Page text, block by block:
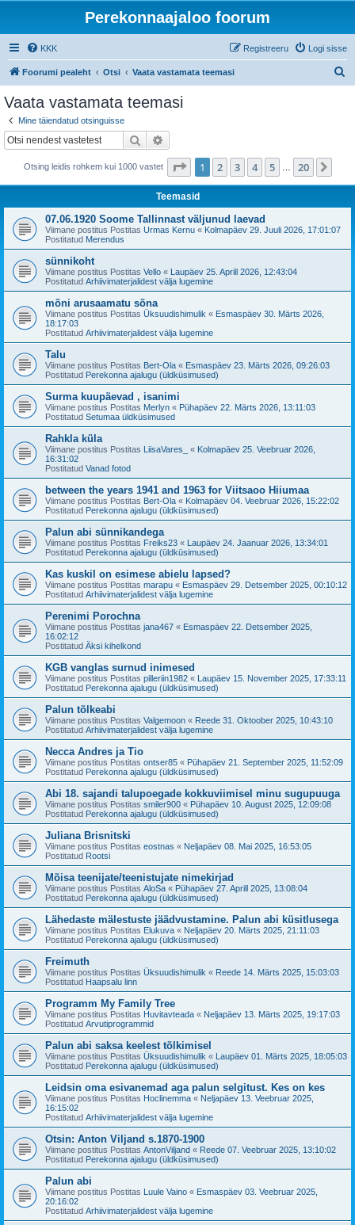
Perekonnaajaloo foorum
KKK Logi sisse
Registreeru
Foorumi pealeht Otsi Vaata vastamata teemasi
Vaata vastamata teemasi
Mine täiendatud otsinguisse
Otsi
Otsing leidis rohkem kui 1000 vastet 1 . leht20 -st
1 2 3 4 5 20
Teemasid
07.06.1920 Soome Tallinnast väljunud laevad
Viimane postitus Postitas Urmas Kernu « Kolmapäev 29. Juuli 2026, 17:01:07
Postitatud Merendus
sünnikoht
Viimane postitus Postitas Vello « Laupäev 25. Aprill 2026, 12:43:04
Postitatud Arhiivimaterjalidest välja lugemine
mõni arusaamatu sõna
Viimane postitus Postitas Üksuudishimulik « Esmaspäev 30. Märts 2026,
18:17:03
Postitatud Arhiivimaterjalidest välja lugemine
Talu
Viimane postitus Postitas Bert-Ola « Esmaspäev 23. Märts 2026, 09:26:03
Postitatud Perekonna ajalugu (üldküsimused)
Surma kuupäevad , isanimi
Viimane postitus Postitas Merlyn « Pühapäev 22. Märts 2026, 13:11:03
Postitatud Setumaa üldküsimused
Rahkla küla
Viimane postitus Postitas LiisaVares_ « Kolmapäev 25. Veebruar 2026,
16:31:02
Postitatud Vanad fotod
between the years 1941 and 1963 for Viitsaoo Hiiumaa
Viimane postitus Postitas Bert-Ola « Kolmapäev 04. Veebruar 2026, 15:22:02
Postitatud Perekonna ajalugu (üldküsimused)
Palun abi sünnikandega
Viimane postitus Postitas Freiks23 « Laupäev 24. Jaanuar 2026, 13:34:01
Postitatud Perekonna ajalugu (üldküsimused)
Kas kuskil on esimese abielu lapsed?
Viimane postitus Postitas marapu « Esmaspäev 29. Detsember 2025, 00:10:12
Postitatud Arhiivimaterjalidest välja lugemine
Perenimi Porochna
Viimane postitus Postitas jana467 « Esmaspäev 22. Detsember 2025,
16:02:12
Postitatud Äksi kihelkond
KGB vanglas surnud inimesed
Viimane postitus Postitas pilleriin1982 « Laupäev 15. November 2025, 17:33:11
Postitatud Perekonna ajalugu (üldküsimused)
Palun tõlkeabi
Viimane postitus Postitas Valgemoon « Reede 31. Oktoober 2025, 10:43:10
Postitatud Arhiivimaterjalidest välja lugemine
Necca Andres ja Tio
Viimane postitus Postitas ontser85 « Pühapäev 21. September 2025, 11:52:09
Postitatud Perekonna ajalugu (üldküsimused)
Abi 18. sajandi talupoegade kokkuviimisel minu sugupuuga
Viimane postitus Postitas smiler900 « Pühapäev 10. August 2025, 12:09:08
Postitatud Perekonna ajalugu (üldküsimused)
Juliana Brisnitski
Viimane postitus Postitas eostnas « Neljapäev 08. Mai 2025, 16:53:05
Postitatud Rootsi
Mõisa teenijate/teenistujate nimekirjad
Viimane postitus Postitas AloSa « Pühapäev 27. Aprill 2025, 13:08:04
Postitatud Perekonna ajalugu (üldküsimused)
Lähedaste mälestuste jäädvustamine. Palun abi küsitlusega
Viimane postitus Postitas Elukuva « Neljapäev 20. Märts 2025, 21:11:03
Postitatud Perekonna ajalugu (üldküsimused)
Freimuth
Viimane postitus Postitas Üksuudishimulik « Reede 14. Märts 2025, 15:03:03
Postitatud Haapsalu linn
Programm My Family Tree
Viimane postitus Postitas Huvitavteada « Neljapäev 13. Märts 2025, 19:17:03
Postitatud Arvutiprogrammid
Palun abi saksa keelest tõlkimisel
Viimane postitus Postitas Üksuudishimulik « Laupäev 01. Märts 2025, 18:05:03
Postitatud Perekonna ajalugu (üldküsimused)
Leidsin oma esivanemad aga palun selgitust. Kes on kes
Viimane postitus Postitas Hoclinemma « Neljapäev 13. Veebruar 2025,
16:15:02
Postitatud Arhiivimaterjalidest välja lugemine
Otsin: Anton Viljand s.1870-1900
Viimane postitus Postitas AntonViljand « Reede 07. Veebruar 2025, 13:10:02
Postitatud Perekonna ajalugu (üldküsimused)
Palun abi
Viimane postitus Postitas Luule Vaino « Esmaspäev 03. Veebruar 2025,
20:16:02
Postitatud Arhiivimaterjalidest välja lugemine